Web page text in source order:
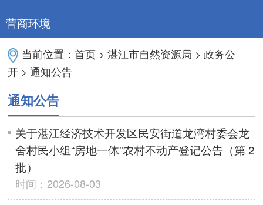
营商环境
当前位置：首页 >湛江市自然资源局 >政务公
开 >通知公告
通知公告
关于湛江经济技术开发区民安街道龙湾村委会龙
舍村民小组“房地一体”农村不动产登记公告（第 2
批）
时间：2026-08-03